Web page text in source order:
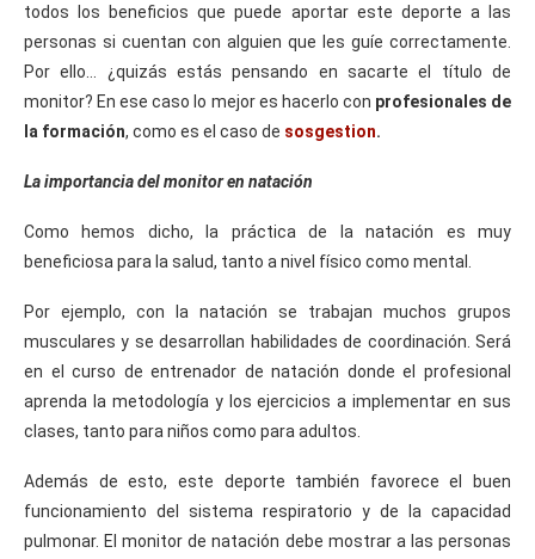
todos los beneficios que puede aportar este deporte a las
personas si cuentan con alguien que les guíe correctamente.
Por ello… ¿quizás estás pensando en sacarte el título de
monitor? En ese caso lo mejor es hacerlo con profesionales de
la formación, como es el caso de sosgestion.
La importancia del monitor en natación
Como hemos dicho, la práctica de la natación es muy
beneficiosa para la salud, tanto a nivel físico como mental.
Por ejemplo, con la natación se trabajan muchos grupos
musculares y se desarrollan habilidades de coordinación. Será
en el curso de entrenador de natación donde el profesional
aprenda la metodología y los ejercicios a implementar en sus
clases, tanto para niños como para adultos.
Además de esto, este deporte también favorece el buen
funcionamiento del sistema respiratorio y de la capacidad
pulmonar. El monitor de natación debe mostrar a las personas